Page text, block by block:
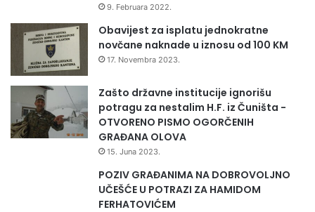
9. Februara 2022.
Obavijest za isplatu jednokratne
novčane naknade u iznosu od 100 KM
17. Novembra 2023.
Zašto državne institucije ignorišu
potragu za nestalim H.F. iz Čuništa -
OTVORENO PISMO OGORČENIH
GRAĐANA OLOVA
15. Juna 2023.
POZIV GRAĐANIMA NA DOBROVOLJNO
UČEŠĆE U POTRAZI ZA HAMIDOM
FERHATOVIĆEM